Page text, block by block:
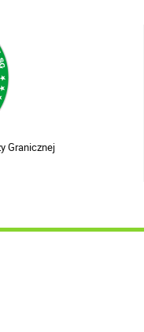
Granicznej